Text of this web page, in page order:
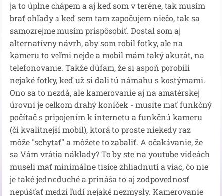
ja to úplne chápem a aj keď som v teréne, tak musím
brať ohľady a keď sem tam započujem niečo, tak sa
samozrejme musím prispôsobiť. Dostal som aj
alternatívny návrh, aby som robil fotky, ale na
kameru to veľmi nejde a mobil mám taký akurát, na
telefonovanie. Takže dúfam, že si aspoň porobili
nejaké fotky, keď už si dali tú námahu s kostýmami.
Ono sa to nezdá, ale kamerovanie aj na amatérskej
úrovni je celkom drahý koníček - musíte mať funkčný
počítač s pripojením k internetu a funkčnú kameru
(či kvalitnejší mobil), ktorá to proste niekedy raz
môže "schytať" a môžete to zabaliť. A očakávanie, že
sa Vám vrátia náklady? To by ste na youtube videách
museli mať minimálne tisíce zhliadnutí a viac, čo nie
je také jednoduché a prináša to aj zodpovednosť
nepúšťať medzi ľudí nejaké nezmysly. Kamerovanie